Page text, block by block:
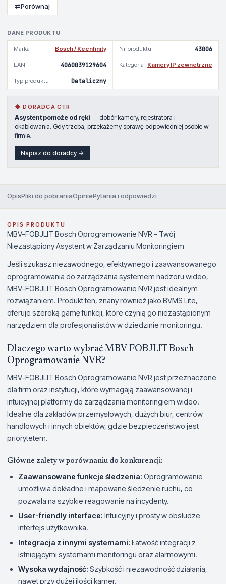
DANE PRODUKTU
Marka Bosch / Keenfinity Nr produktu 43006
EAN 4060039129604 Kategoria Kamery IP zewnetrzne
Typ produktu Detaliczny
◆ DORADCA CTR
Asystent pomoże od ręki — dobór kamery, rejestratora i
okablowania. Gdy trzeba, przekażemy sprawę odpowiedniej osobie w
firmie.
Napisz do doradcy →
⇄Porównaj
OpisPliki do pobraniaOpiniePytania i odpowiedzi
OPIS PRODUKTU
MBV-FOBJLIT Bosch Oprogramowanie NVR - Twój
Niezastąpiony Asystent w Zarządzaniu Monitoringiem
Jeśli szukasz niezawodnego, efektywnego i zaawansowanego
oprogramowania do zarządzania systemem nadzoru wideo,
MBV-FOBJLIT Bosch Oprogramowanie NVR jest idealnym
rozwiązaniem. Produkt ten, znany również jako BVMS Lite,
oferuje szeroką gamę funkcji, które czynią go niezastąpionym
narzędziem dla profesjonalistów w dziedzinie monitoringu.
Dlaczego warto wybrać MBV-FOBJLIT Bosch
Oprogramowanie NVR?
MBV-FOBJLIT Bosch Oprogramowanie NVR jest przeznaczone
dla firm oraz instytucji, które wymagają zaawansowanej i
intuicyjnej platformy do zarządzania monitoringiem wideo.
Idealne dla zakładów przemysłowych, dużych biur, centrów
handlowych i innych obiektów, gdzie bezpieczeństwo jest
priorytetem.
Główne zalety w porównaniu do konkurencji:
Zaawansowane funkcje śledzenia: Oprogramowanie
umożliwia dokładne i mapowane śledzenie ruchu, co
pozwala na szybkie reagowanie na incydenty.
User-friendly interface: Intuicyjny i prosty w obsłudze
interfejs użytkownika.
Integracja z innymi systemami: Łatwość integracji z
istniejącymi systemami monitoringu oraz alarmowymi.
Wysoka wydajność: Szybkość i niezawodność działania,
nawet przy dużej ilości kamer.